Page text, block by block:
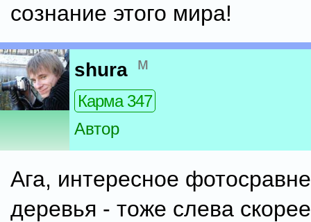
сознание этого мира!
shura м
Карма 347
Автор
Ага, интересное
деревья - тоже слева